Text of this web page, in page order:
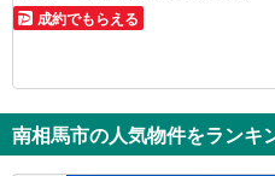
成約でもらえる
南相馬市の人気物件をランキ